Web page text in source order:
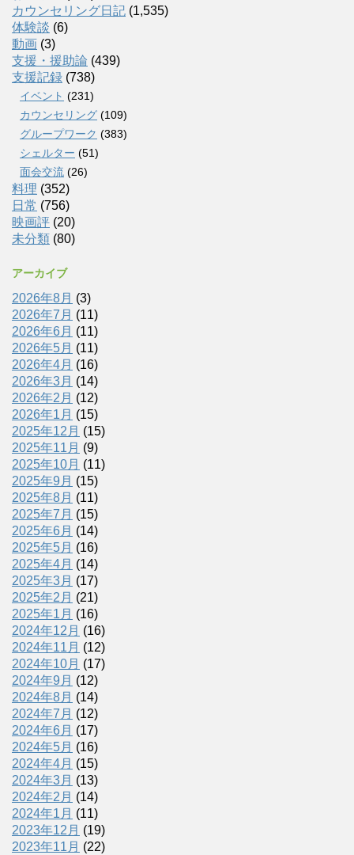
カウンセリング日記 (1,535)
体験談 (6)
動画 (3)
支援・援助論 (439)
支援記録 (738)
イベント (231)
カウンセリング (109)
グループワーク (383)
シェルター (51)
面会交流 (26)
料理 (352)
日常 (756)
映画評 (20)
未分類 (80)
アーカイブ
2026年8月 (3)
2026年7月 (11)
2026年6月 (11)
2026年5月 (11)
2026年4月 (16)
2026年3月 (14)
2026年2月 (12)
2026年1月 (15)
2025年12月 (15)
2025年11月 (9)
2025年10月 (11)
2025年9月 (15)
2025年8月 (11)
2025年7月 (15)
2025年6月 (14)
2025年5月 (16)
2025年4月 (14)
2025年3月 (17)
2025年2月 (21)
2025年1月 (16)
2024年12月 (16)
2024年11月 (12)
2024年10月 (17)
2024年9月 (12)
2024年8月 (14)
2024年7月 (12)
2024年6月 (17)
2024年5月 (16)
2024年4月 (15)
2024年3月 (13)
2024年2月 (14)
2024年1月 (11)
2023年12月 (19)
2023年11月 (22)